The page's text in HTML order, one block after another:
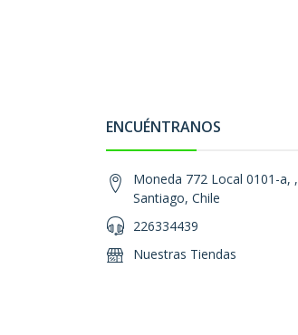
ENCUÉNTRANOS
Moneda 772 Local 0101-a, ,
Santiago, Chile
226334439
Nuestras Tiendas